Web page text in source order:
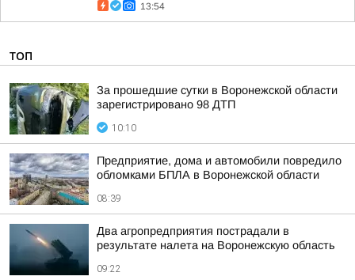
13:54
ТОП
За прошедшие сутки в Воронежской области
зарегистрировано 98 ДТП
10:10
Предприятие, дома и автомобили повредило
обломками БПЛА в Воронежской области
08:39
Два агропредприятия пострадали в
результате налета на Воронежскую область
09:22